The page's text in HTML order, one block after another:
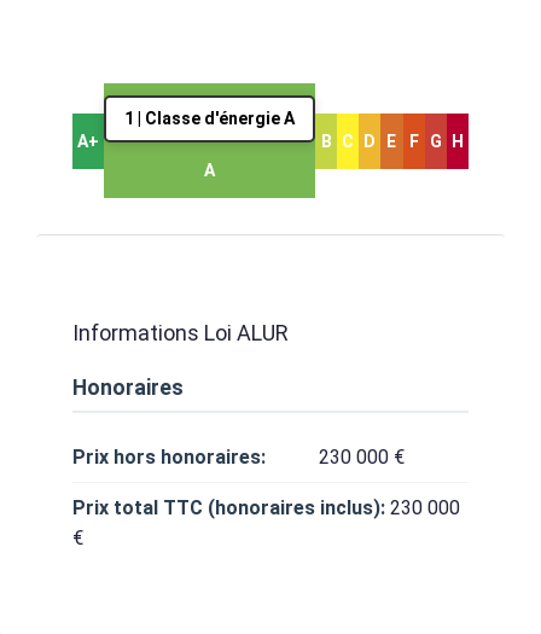
A+
1 | Classe d'énergie A
A
B C D E F G H
Informations Loi ALUR
Honoraires
Prix hors honoraires: 230 000 €
Prix total TTC (honoraires inclus): 230 000
€